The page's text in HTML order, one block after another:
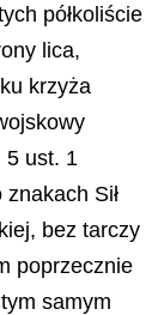
półkoliście
lica,
krzyża
5 ust. 1
Sił
bez tarczy
poprzecznie
samym